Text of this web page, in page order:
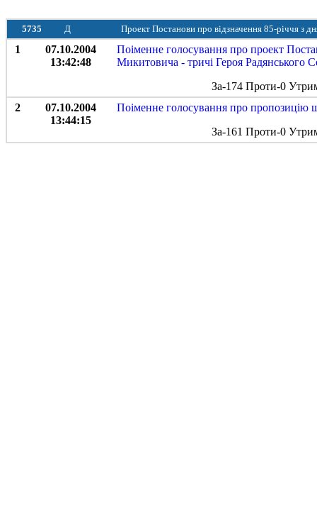
5735 Д Проект Постанови про відзначення 85-річчя з
1
07.10.2004
13:42:48
Поіменне голосування про проект
Микитовича - тричі Героя Радянського
За-174 Проти-0
2
07.10.2004
13:44:15
Поіменне голосування про пропозицію
За-161 Проти-0